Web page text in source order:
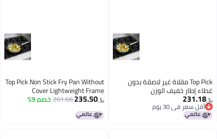
Top Pick مقلاة غير لاصقة بدون
غطاء إطار خفيف الوزن
﷼‏231.18
أقل سعر في 30 يوم
أقل سعر في 30 يوم
Top Pick Non Stick Fry Pan Without
Cover Lightweight Frame
﷼‏235.50
261.66خصم 9%